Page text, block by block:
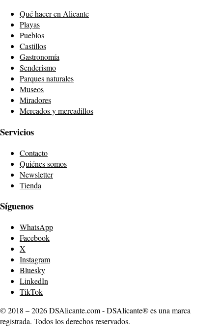
Qué hacer en Alicante
Playas
Pueblos
Castillos
Gastronomía
Senderismo
Parques naturales
Museos
Miradores
Mercados y mercadillos
Servicios
Contacto
Quiénes somos
Newsletter
Tienda
Síguenos
WhatsApp
Facebook
X
Instagram
Bluesky
LinkedIn
TikTok
© 2018 – 2026 DSAlicante.com - DSAlicante® es una marca
registrada. Todos los derechos reservados.